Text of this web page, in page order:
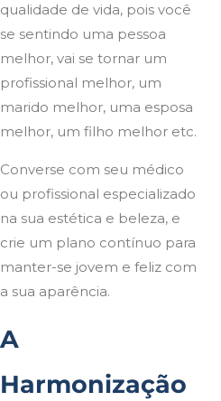
qualidade de vida, pois você
se sentindo uma pessoa
melhor, vai se tornar um
profissional melhor, um
marido melhor, uma esposa
melhor, um filho melhor etc.
Converse com seu médico
ou profissional especializado
na sua estética e beleza, e
crie um plano contínuo para
manter-se jovem e feliz com
a sua aparência.
A
Harmonização